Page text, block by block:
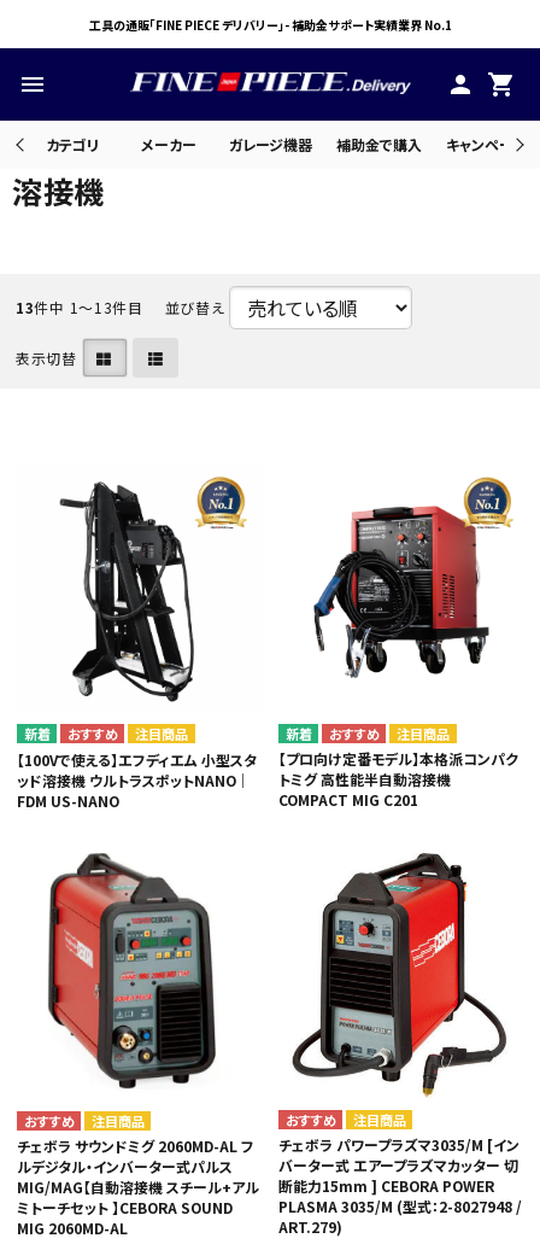
工具の通販「FINE PIECE デリバリー」- 補助金サポート実績業界 No.1
menu person shopping_cart
カテゴリ メーカー ガレージ機器 補助金で購入 キャンペーン
ACCOUNT MENU
ようこそ ゲスト 様
カテゴリから選ぶ
メーカーから選ぶ
ガレージ機器
補助金で購入
溶接機
13件中 1〜13件目 並び替え
表示切替
注目商品
【100Vで使える】エフディエム 小型スタ
ッド溶接機 ウルトラスポットNANO｜
FDM US-NANO
注目商品
【プロ向け定番モデル】本格派コンパク
トミグ 高性能半自動溶接機
COMPACT MIG C201
注目商品
チェボラ サウンドミグ 2060MD-AL フ
ルデジタル・インバーター式パルス
MIG/MAG【自動溶接機 スチール+アル
ミトーチセット 】CEBORA SOUND
MIG 2060MD-AL
注目商品
チェボラ パワープラズマ3035/M [イン
バーター式 エアープラズマカッター 切
断能力15mm ] CEBORA POWER
PLASMA 3035/M (型式：2-8027948 /
ART.279)